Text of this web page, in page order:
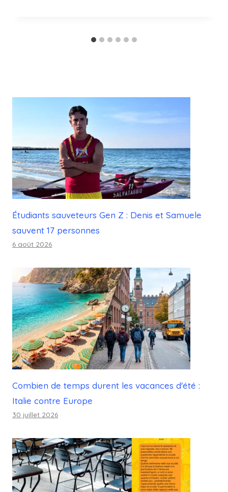
Étudiants sauveteurs Gen Z : Denis et Samuele
sauvent 17 personnes
6 août 2026
Combien de temps durent les vacances d'été :
Italie contre Europe
30 juillet 2026